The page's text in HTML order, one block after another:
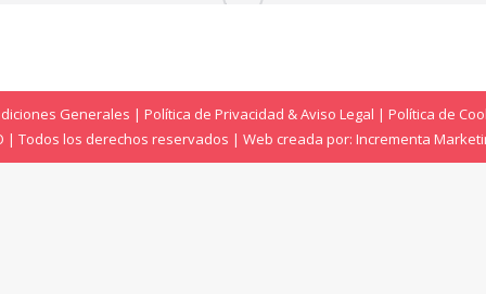
Generales | Política de Privacidad & Aviso Legal | Política de
| Todos los derechos reservados | Web creada por: Incrementa